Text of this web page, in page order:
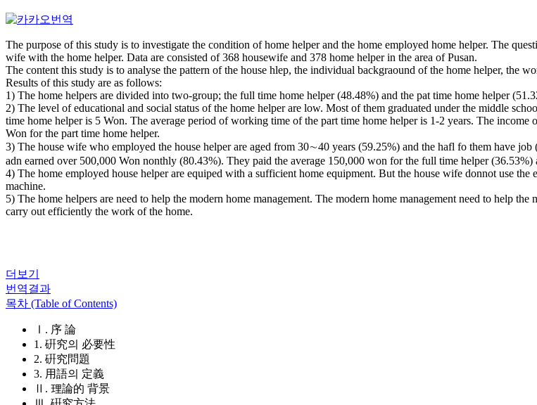
The purpose of this study is to investigate the condition of home helper and the home employed home helper. The
wife with the home helper. Data are consisted of 368 housewife and 378 home helper in the area of Pusan.
The content this study is to analyse the pattern of the house hlep, the individual backgraound of the home helper, the
Results of this study are as follows:
1) The home helpers are divided into two-group; the full time home helper (48.48%) and the pat time home helper
2) The level of educational and social status of the home helper are low. Most of them graduated under the middle
time home helper is 5 Won. The average period of working time of the part time home helper is 1-2 years. The
Won for the part time home helper.
3) The house wife who employed the house helper are aged from 30∼40 years (59.25%) and the hafl fo them have
adn earned over 500,000 Won nonthly (80.43%). They paid the average 150,000 won for the full time helper
4) The home employed house helper are equiped with a sufficient home equipment. But the house wife donnot use
machine.
5) The home helpers are need to help the modern home management. The modern home management need to help
carry out efficiently the work of the home.
더보기
번역결과
목차 (Table of Contents)
Ⅰ. 序 論
1. 硏究의 必要性
2. 硏究問題
3. 用語의 定義
Ⅱ. 理論的 背景